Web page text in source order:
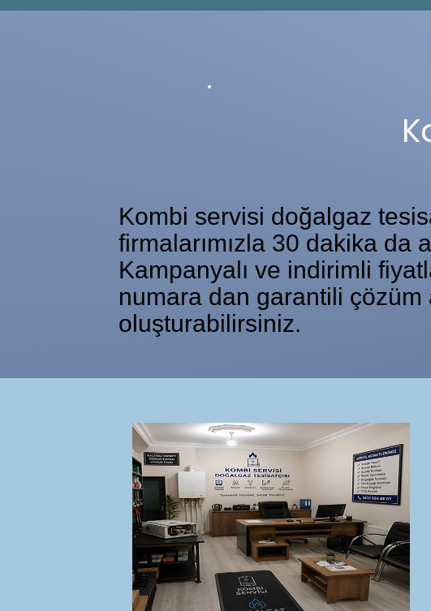
Kombi servisi doğalgaz
firmalarımızla 30 dakika da
Kampanyalı ve indirimli
numara dan garantili
oluşturabilirsiniz.